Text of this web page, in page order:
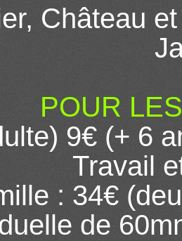
Château
POUR
9€ (+ 6
Travail
: 34€
de